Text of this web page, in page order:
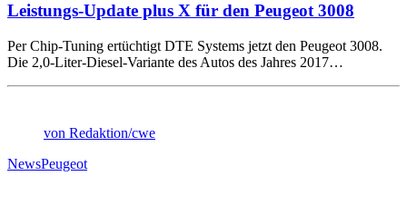
Leistungs-Update plus X für den Peugeot 3008
Per Chip-Tuning ertüchtigt DTE Systems jetzt den Peugeot 3008.
Die 2,0-Liter-Diesel-Variante des Autos des Jahres 2017…
von Redaktion/cwe
NewsPeugeot